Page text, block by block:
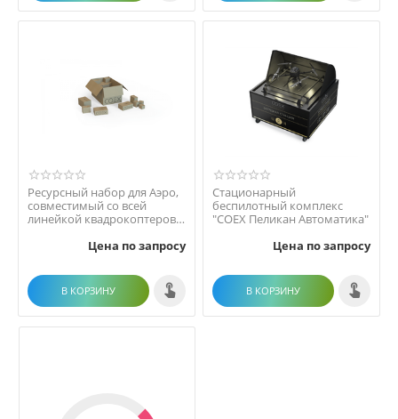
Ресурсный набор для Аэро,
совместимый со всей
линейкой квадрокоптеров
Цена по запросу
В КОРЗИНУ
Стационарный
беспилотный комплекс
"COEX Пеликан Автоматика"
Цена по запросу
В КОРЗИНУ